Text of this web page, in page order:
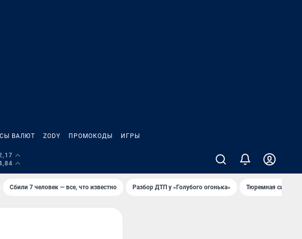
ВАЛЮТ ZODY ПРОМОКОДЫ ИГРЫ
Сбили 7 человек — все, что известно Разбор ДТП у «Голубого огонька» Тюремная